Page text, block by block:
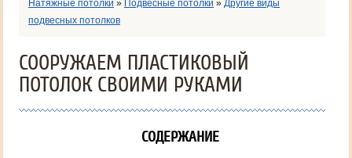
Натяжные потолки » Подвесные потолки » Другие виды
подвесных потолков
СООРУЖАЕМ ПЛАСТИКОВЫЙ
ПОТОЛОК СВОИМИ РУКАМИ
СОДЕРЖАНИЕ